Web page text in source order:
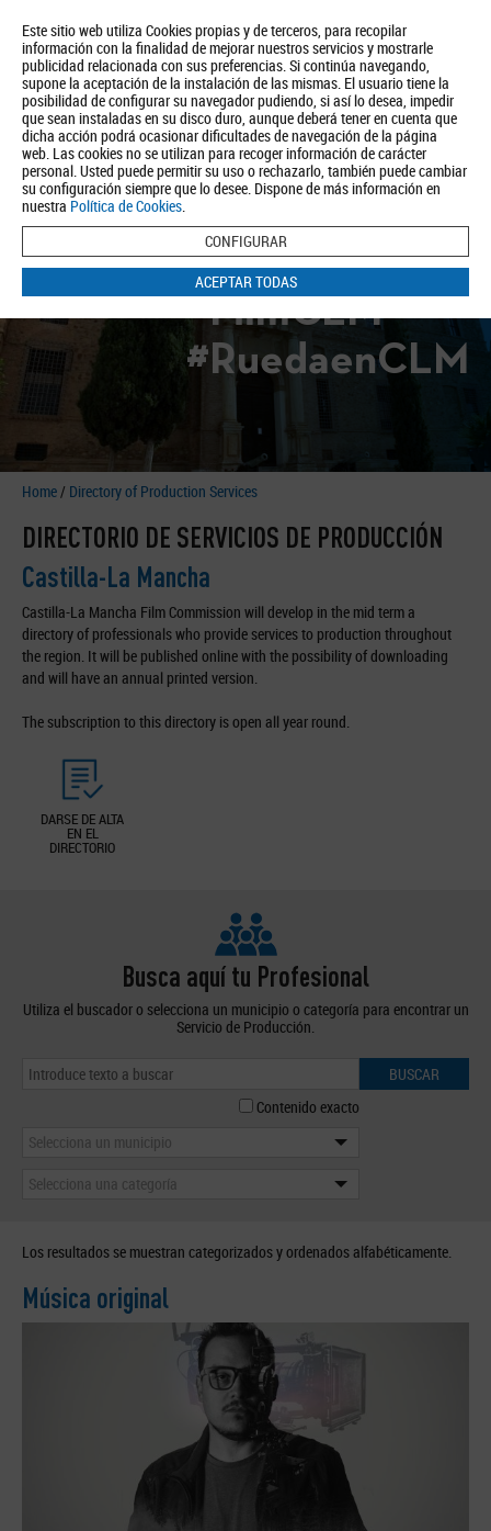
Este sitio web utiliza Cookies propias y de terceros, para recopilar
información con la finalidad de mejorar nuestros servicios y mostrarle
publicidad relacionada con sus preferencias. Si continúa navegando,
supone la aceptación de la instalación de las mismas. El usuario tiene la
posibilidad de configurar su navegador pudiendo, si así lo desea, impedir
que sean instaladas en su disco duro, aunque deberá tener en cuenta que
dicha acción podrá ocasionar dificultades de navegación de la página
web. Las cookies no se utilizan para recoger información de carácter
personal. Usted puede permitir su uso o rechazarlo, también puede cambiar
su configuración siempre que lo desee. Dispone de más información en
nuestra Política de Cookies.
CONFIGURAR
ACEPTAR TODAS
About us Tourism Política de Privacidad Aviso Legal Política de Cookies
BUSCAR
#FilmCLM
#RuedaenCLM
Home/ Directory of Production Services
DIRECTORIO DE SERVICIOS DE PRODUCCIÓN
Castilla-La Mancha
Castilla-La Mancha Film Commission will develop in the mid term a
directory of professionals who provide services to production throughout
the region. It will be published online with the possibility of downloading
and will have an annual printed version.
The subscription to this directory is open all year round.
DARSE DE ALTA
EN EL
DIRECTORIO
Busca aquí tu Profesional
Utiliza el buscador o selecciona un municipio o categoría para encontrar un
Servicio de Producción.
BUSCAR
Contenido exacto
Selecciona un municipio
Selecciona una categoría
Los resultados se muestran categorizados y ordenados alfabéticamente.
Música original